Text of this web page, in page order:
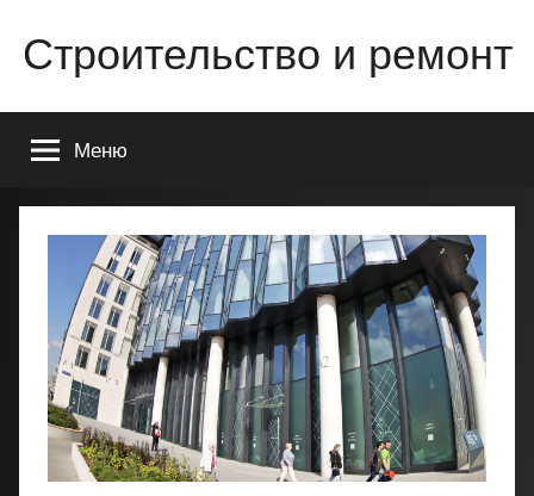
содержимому
Строительство и ремонт
строительстве
ремонте
Вашего
квартиры
Меню